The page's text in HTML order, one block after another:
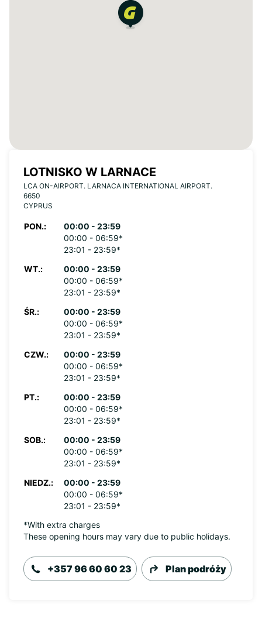
LOTNISKO W LARNACE
LCA ON-AIRPORT. LARNACA INTERNATIONAL AIRPORT.
6650
CYPRUS
PON.:
00:00 - 23:59
00:00 - 06:59*
23:01 - 23:59*
WT.:
00:00 - 23:59
00:00 - 06:59*
23:01 - 23:59*
ŚR.:
00:00 - 23:59
00:00 - 06:59*
23:01 - 23:59*
CZW.:
00:00 - 23:59
00:00 - 06:59*
23:01 - 23:59*
PT.:
00:00 - 23:59
00:00 - 06:59*
23:01 - 23:59*
SOB.:
00:00 - 23:59
00:00 - 06:59*
23:01 - 23:59*
NIEDZ.:
00:00 - 23:59
00:00 - 06:59*
23:01 - 23:59*
*With extra charges
These opening hours may vary due to public holidays.
+357 96 60 60 23 Plan podróży